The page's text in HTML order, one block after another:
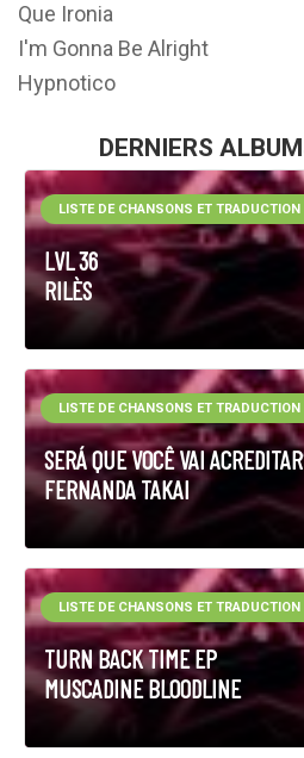
Que Ironia
I'm Gonna Be Alright
Hypnotico
DERNIERS
LVL 36
RILÈS
LISTE DE CHANSONS ET TRADUCTION
SERÁ QUE VOCÊ VAI
FERNANDA TAKAI
LISTE DE CHANSONS ET TRADUCTION
TURN BACK TIME EP
MUSCADINE BLOODLINE
LISTE DE CHANSONS ET TRADUCTION